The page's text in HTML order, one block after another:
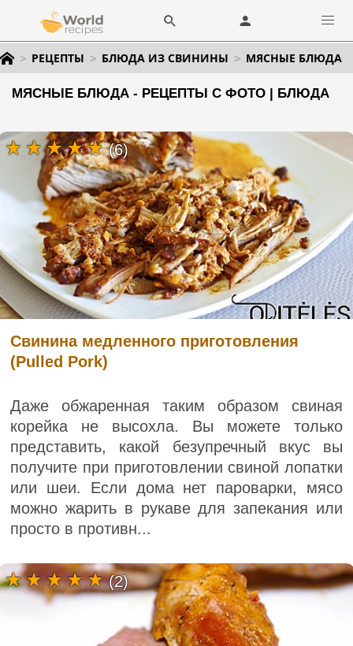
РЕЦЕПТЫ БЛЮДА ИЗ СВИНИНЫ МЯСНЫЕ БЛЮДА
МЯСНЫЕ БЛЮДА - РЕЦЕПТЫ С ФОТО | БЛЮДА
Свинина медленного приготовления
(Pulled Pork)
Даже обжаренная таким образом свиная
корейка не высохла. Вы можете только
представить, какой безупречный вкус вы
получите при приготовлении свиной лопатки
или шеи. Если дома нет пароварки, мясо
можно жарить в рукаве для запекания или
просто в противн...
(6)
(2)